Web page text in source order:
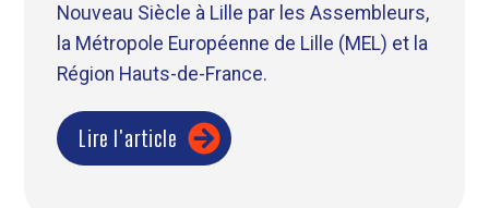
Nouveau Siècle à Lille par les Assembleurs,
la Métropole Européenne de Lille (MEL) et la
Région Hauts-de-France.
Lire l'article